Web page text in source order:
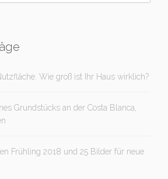
Wie groß ist Ihr Haus wirklich?
Grundstücks an der Costa Blanca,
Frühling 2018 und 25 Bilder für neue